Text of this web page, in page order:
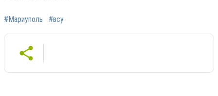
#Мариуполь #всу